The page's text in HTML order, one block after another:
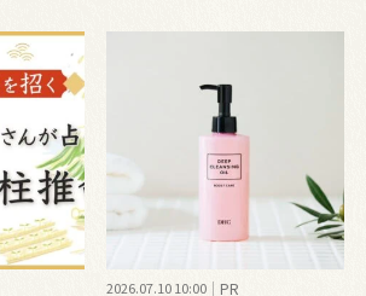
2026.07.10 10:00 PR